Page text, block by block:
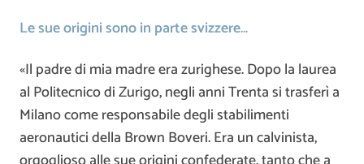
Le sue origini sono in parte svizzere…
«Il padre di mia madre era zurighese. Dopo la laurea
al Politecnico di Zurigo, negli anni Trenta si trasferì a
Milano come responsabile degli stabilimenti
aeronautici della Brown Boveri. Era un calvinista,